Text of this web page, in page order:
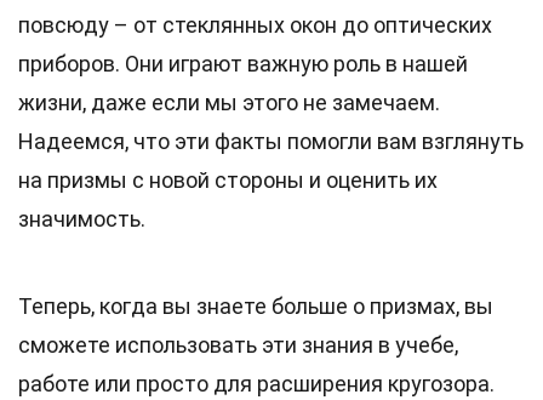
повсюду – от стеклянных окон до оптических
приборов. Они играют важную роль в нашей
жизни, даже если мы этого не замечаем.
Надеемся, что эти факты помогли вам взглянуть
на призмы с новой стороны и оценить их
значимость.
Теперь, когда вы знаете больше о призмах, вы
сможете использовать эти знания в учебе,
работе или просто для расширения кругозора.